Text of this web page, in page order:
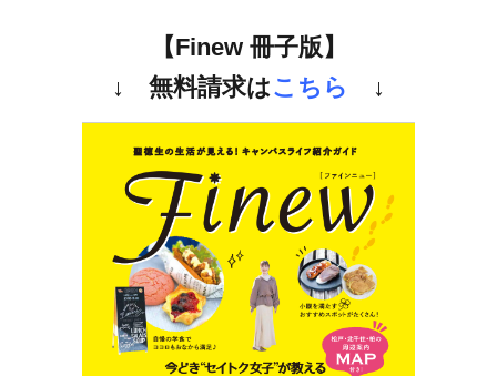
【Finew 冊子版】
↓ 無料請求はこちら ↓